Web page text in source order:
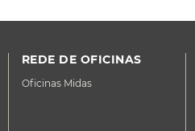
REDE DE OFICINAS
Oficinas Midas